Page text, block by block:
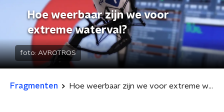
Hoe weerbaar zijn we voor
extreme waterval?
foto: AVROTROS
Fragmenten Hoe weerbaar zijn we voor extreme waterval?